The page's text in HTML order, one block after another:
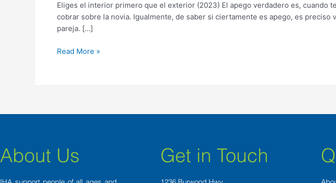
Eliges el interior primero que el exterior (2023) El apego verdadero es, cuando
cobrar sobre la novia. Igualmente, de saber si ciertamente es apego, es
pareja. […]
que
el
exterior
Read More »
About Us Get in Touch